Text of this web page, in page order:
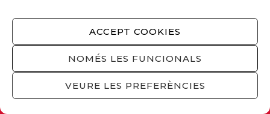
ACCEPT COOKIES
NOMÉS LES FUNCIONALS
VEURE LES PREFERÈNCIES
Informació bàsica sobre protecció de dades:
Responsable:FOMENT DEL TREBALL NACIONAL.